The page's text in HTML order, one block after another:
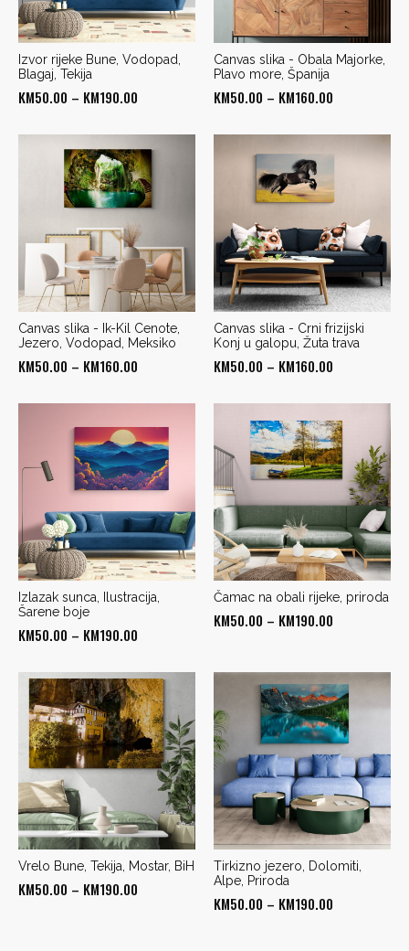
Izvor rijeke Bune, Vodopad,
Blagaj, Tekija
KM50.00 – KM190.00
through
KM190.00
Canvas slika - Obala Majorke,
Plavo more, Španija
KM50.00 – KM160.00
KM50.00
KM160.00
Canvas slika - Ik-Kil Cenote,
Jezero, Vodopad, Meksiko
KM50.00 – KM160.00
through
KM160.00
Canvas slika - Crni frizijski
Konj u galopu, Žuta trava
KM50.00 – KM160.00
through
KM160.00
Izlazak sunca, Ilustracija,
Šarene boje
KM50.00 – KM190.00
KM50.00
through
KM190.00
Čamac na obali rijeke, priroda
KM50.00 – KM190.00
through
KM190.00
Vrelo Bune, Tekija, Mostar, BiH
KM50.00 – KM190.00
Tirkizno jezero, Dolomiti,
Alpe, Priroda
KM50.00 – KM190.00